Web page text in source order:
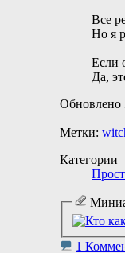
Все
Но я
Если
Да,
Обновлено
Метки:
Категории
1